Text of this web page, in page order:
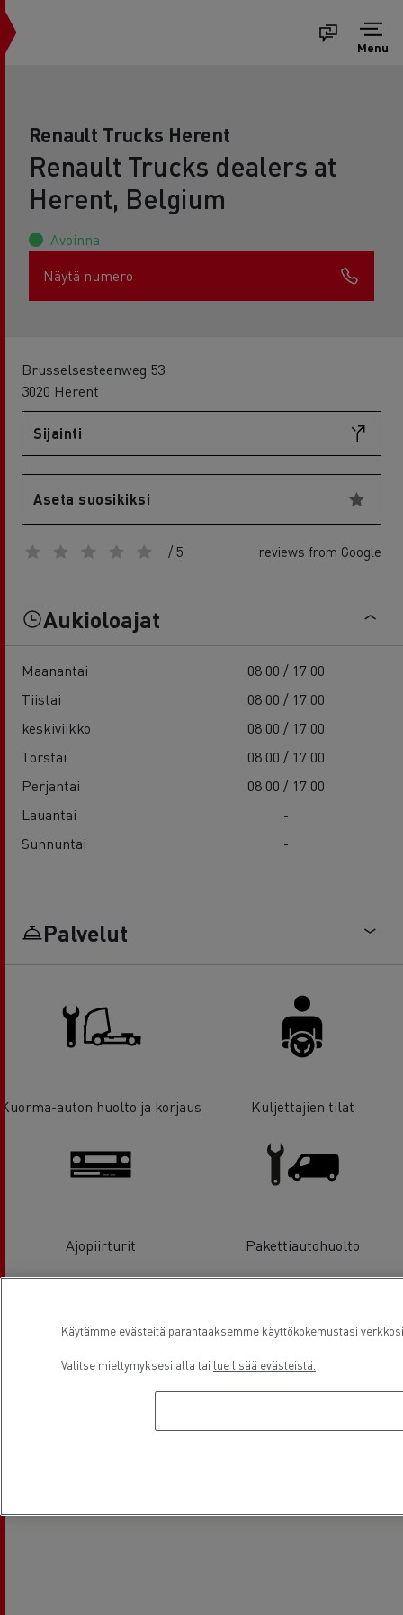
Menu
Renault Trucks Herent
Renault Trucks dealers at
Herent, Belgium
Avoinna
Näytä numero
Brusselsesteenweg 53
3020 Herent
Sijainti
Aseta suosikiksi
/ 5 reviews from Google
Aukioloajat
Maanantai
08:00 / 17:00
Tiistai
08:00 / 17:00
keskiviikko
08:00 / 17:00
Torstai
08:00 / 17:00
Perjantai
08:00 / 17:00
Lauantai
-
Sunnuntai
-
Palvelut
Kuorma-auton huolto ja korjaus Kuljettajien tilat
Ajopiirturit Pakettiautohuolto
Käytämme evästeitä parantaaksemme käyttökokemustasi
Valitse mieltymyksesi alla tai lue lisää evästeistä.